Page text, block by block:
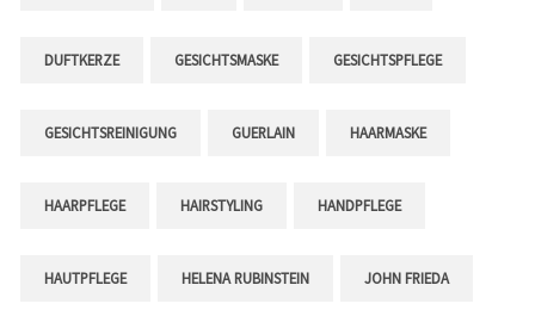
DUFTKERZE GESICHTSMASKE GESICHTSPFLEGE
GESICHTSREINIGUNG GUERLAIN HAARMASKE
HAARPFLEGE HAIRSTYLING HANDPFLEGE
HAUTPFLEGE HELENA RUBINSTEIN JOHN FRIEDA